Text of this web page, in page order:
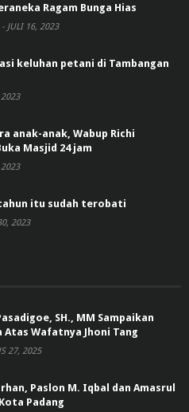
Ragam Bunga Hias
- JULI 16, 2023
keluhan petani di Tambangan
2023
anak-anak, Wabup Richi
Masjid 24 jam
2023
itu sudah terobati
2023
SH., MM Sampaikan
Atas Wafatnya Jhoni Tang
27, 2025
Paslon M. Iqbal dan Amasrul
Padang